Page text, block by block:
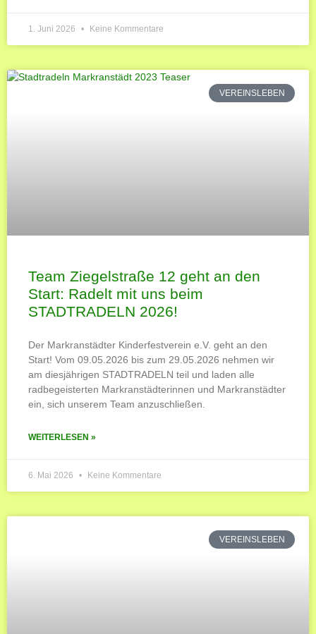
1. Juni 2026 Keine Kommentare
VEREINSLEBEN
Team Ziegelstraße 12 geht an den
Start: Radelt mit uns beim
STADTRADELN 2026!
Der Markranstädter Kinderfestverein e.V. geht an den
Start! Vom 09.05.2026 bis zum 29.05.2026 nehmen wir
am diesjährigen STADTRADELN teil und laden alle
radbegeisterten Markranstädterinnen und Markranstädter
ein, sich unserem Team anzuschließen.
WEITERLESEN »
6. Mai 2026 Keine Kommentare
VEREINSLEBEN